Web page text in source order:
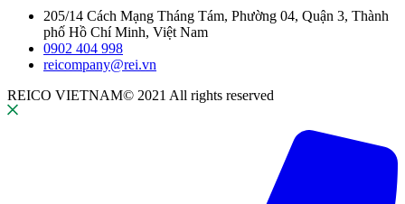
205/14 Cách Mạng Tháng Tám, Phường 04, Quận 3, Thành
phố Hồ Chí Minh, Việt Nam
0902 404 998
reicompany@rei.vn
REICO VIETNAM© 2021 All rights reserved